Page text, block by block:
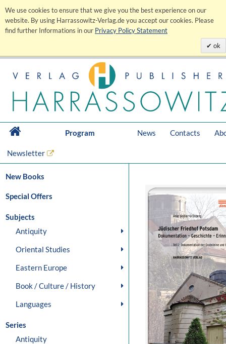
We use cookies to ensure that we give you the best experience on our
website. By using Harrassowitz-Verlag.de you accept our cookies. Please
find further Informations in our Privacy Policy Statement
ok
Program News Contacts
Newsletter
New Books
Special Offers
Subjects
Antiquity
Oriental Studies
Eastern Europe
Book / Culture / History
Languages
Series
Antiquity